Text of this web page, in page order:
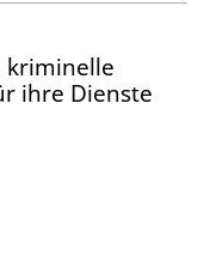
kriminelle
ihre Dienste